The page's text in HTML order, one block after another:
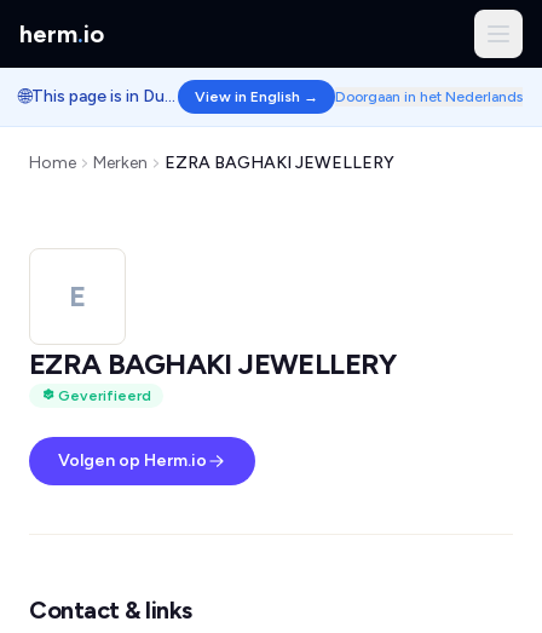
herm.io
🌐 This page is in Dutch. View in English → Doorgaan in het Nederlands
Home Merken EZRA BAGHAKI JEWELLERY
E
EZRA BAGHAKI JEWELLERY
Geverifieerd
Volgen op Herm.io
Contact & links